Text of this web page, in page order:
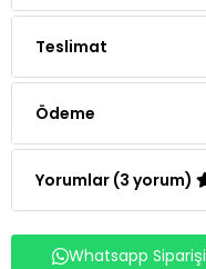
Teslimat
Ödeme
Yorumlar (3 yorum)
Whatsapp Siparişi